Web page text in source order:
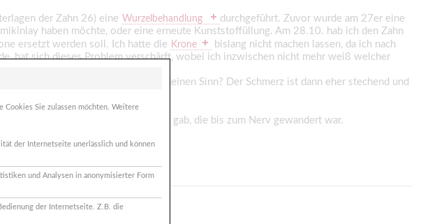
der Zahn 26) eine Wurzelbehandlung
durchgeführt. Zuvor wurde am 27er eine
haben möchte, oder eine erneute Kunststoffüllung. Am 28.10. hab ich den Zahn
ersetzt werden soll. Ich hatte die Krone
bislang nicht machen lassen, da ich nach
hat sich dieses Problem verschärft, wobei ich inzwischen nicht mehr weiß welcher
entstehen. Macht das irgendeinen Sinn? Der Schmerz ist dann eher stechend und
weil es wohl eine tiefe Karies gab, die bis zum Nerv gewandert war.
Sie zulassen möchten. Weitere
der Internetseite unerlässlich und können
und Analysen in anonymisierter Form
der Internetseite. Z.B. die